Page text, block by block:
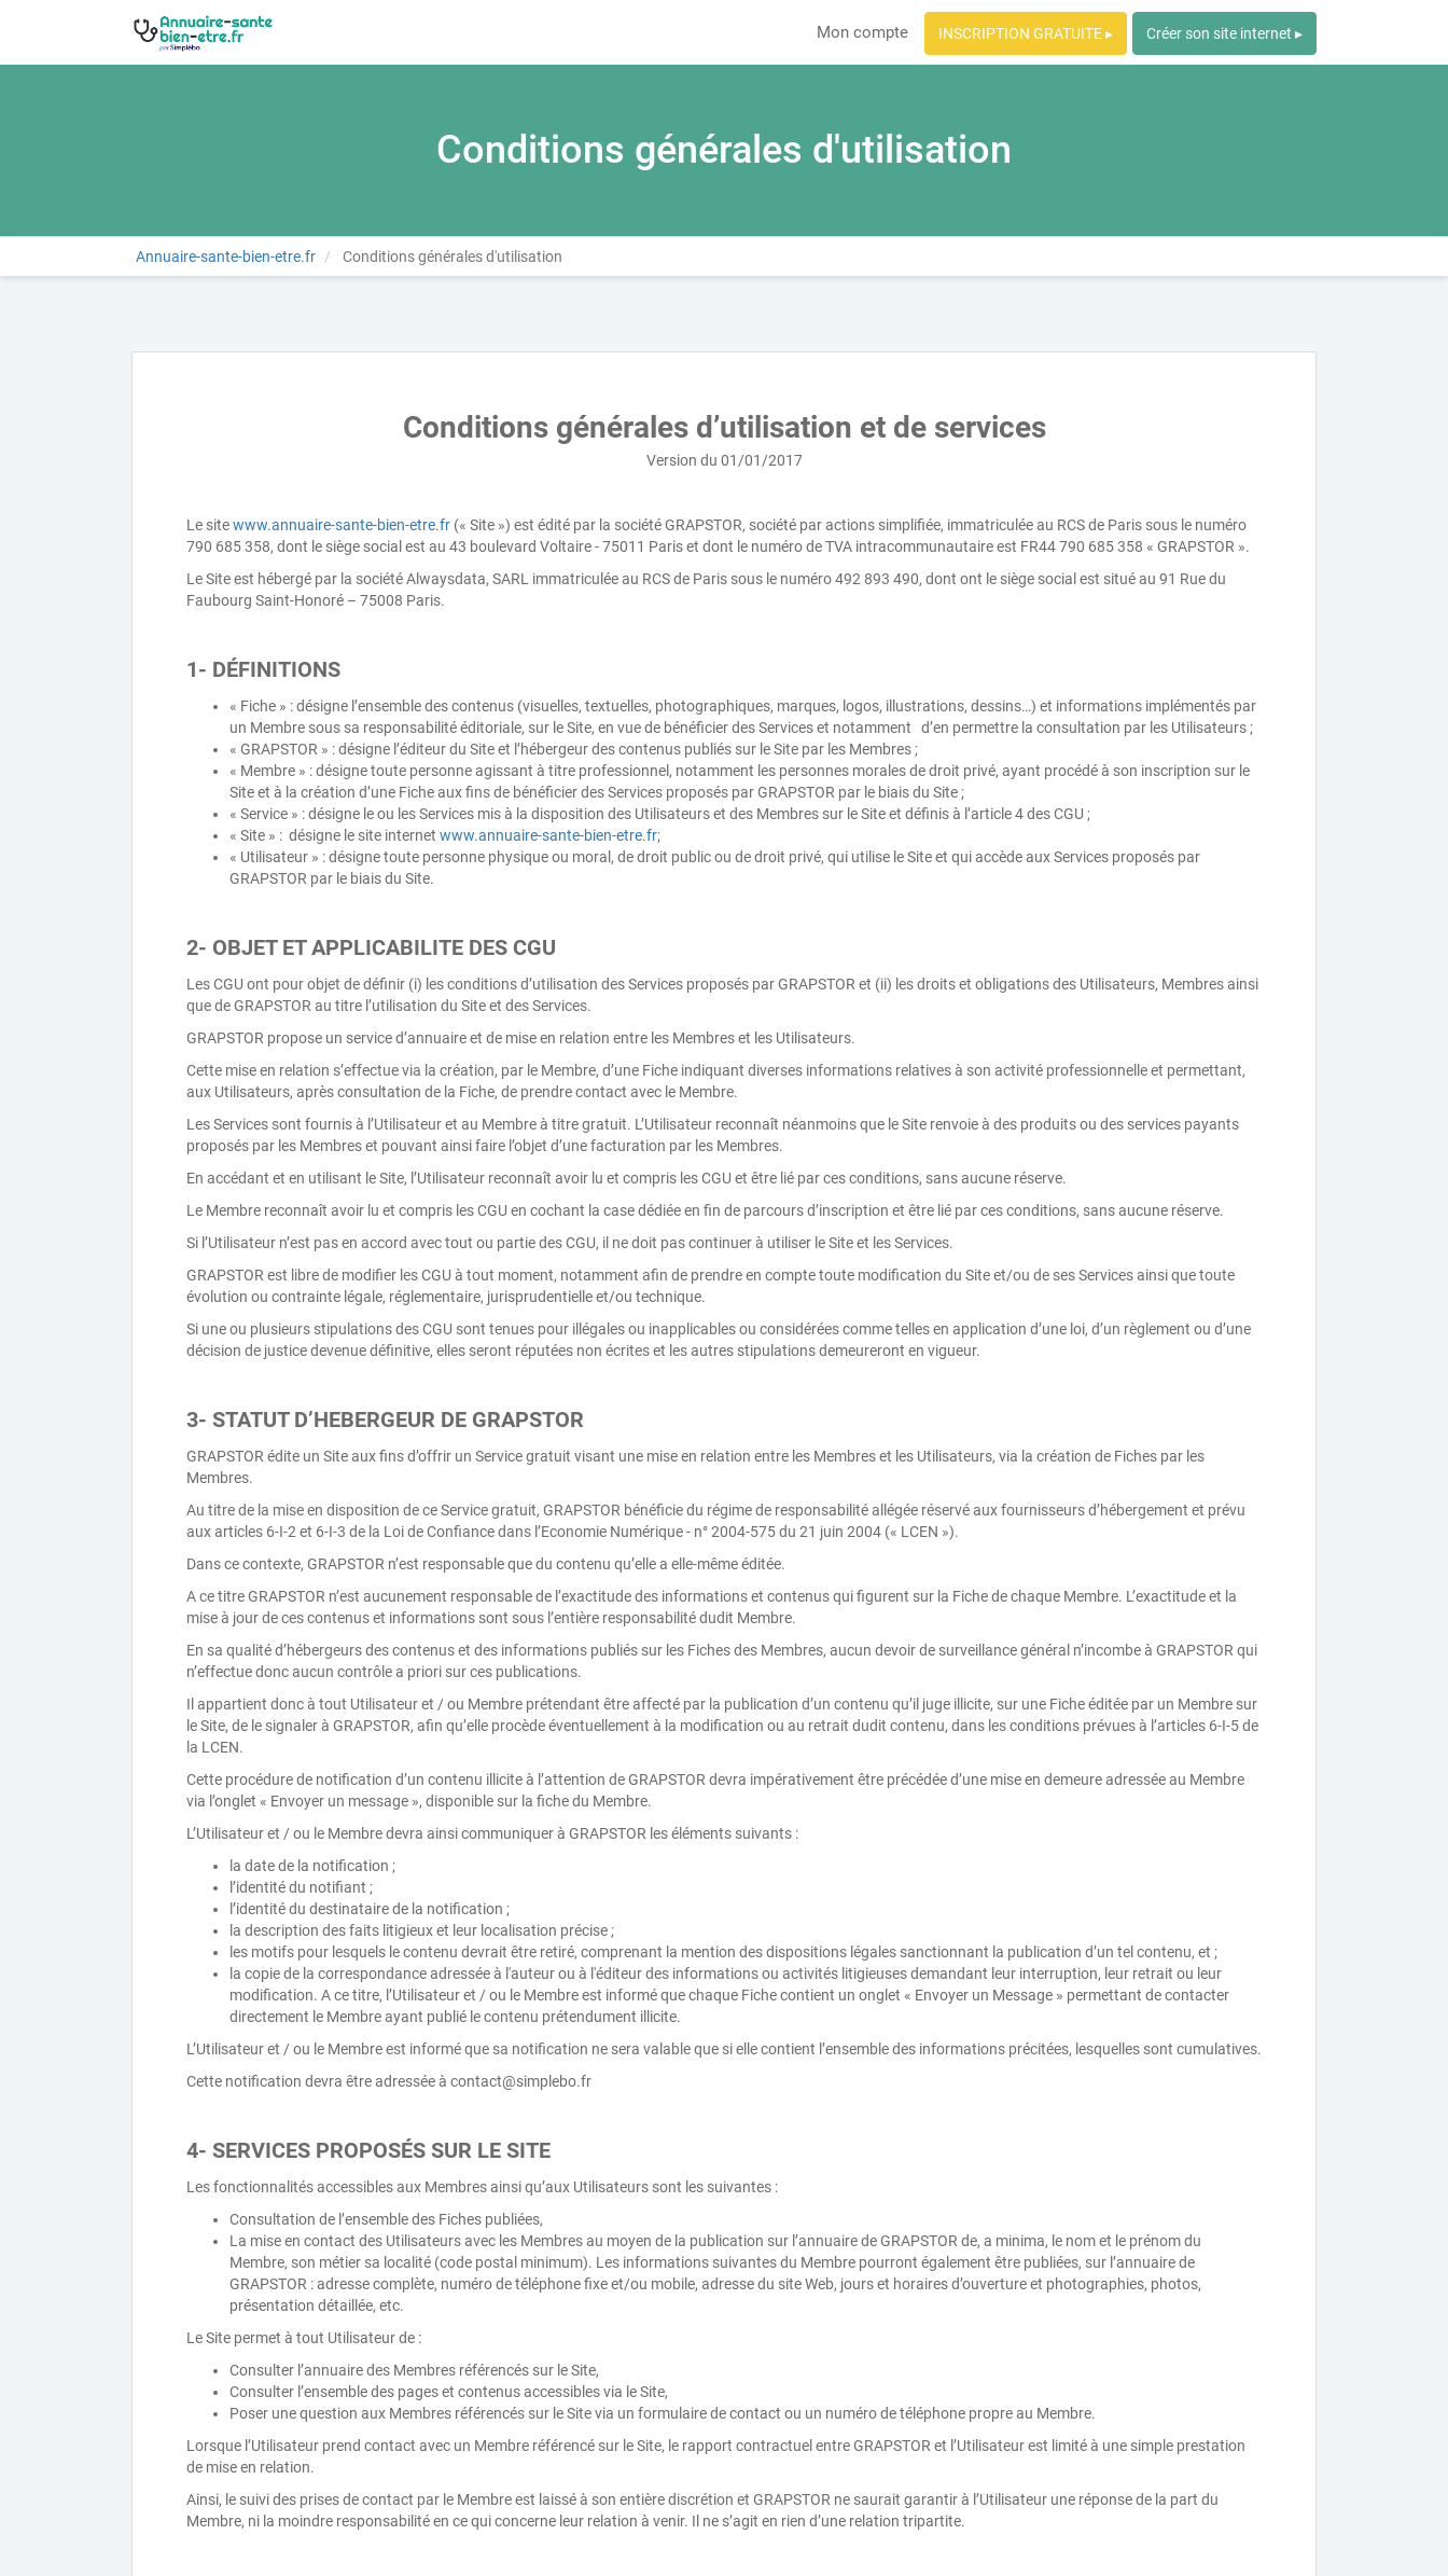
Mon compte INSCRIPTION GRATUITE ▸ Créer son site internet ▸
Conditions générales d'utilisation
Annuaire-sante-bien-etre.fr Conditions générales d'utilisation
Conditions générales d’utilisation et de services
Version du 01/01/2017
Le sitewww.annuaire-sante-bien-etre.fr (« Site ») est édité par la société GRAPSTOR, société par actions simplifiée, immatriculée au RCS de Paris sous le numéro
790 685 358, dont le siège social est au 43 boulevard Voltaire - 75011 Paris et dont le numéro de TVA intracommunautaire est FR44 790 685 358 « GRAPSTOR ».
Le Site est hébergé par la société Alwaysdata, SARL immatriculée au RCS de Paris sous le numéro 492 893 490, dont ont le siège social est situé au 91 Rue du
Faubourg Saint-Honoré – 75008 Paris.
1- DÉFINITIONS
« Fiche » : désigne l’ensemble des contenus (visuelles, textuelles, photographiques, marques, logos, illustrations, dessins…) et informations implémentés par
un Membre sous sa responsabilité éditoriale, sur le Site, en vue de bénéficier des Services et notamment d’en permettre la consultation par les Utilisateurs ;
« GRAPSTOR » : désigne l’éditeur du Site et l’hébergeur des contenus publiés sur le Site par les Membres ;
« Membre » : désigne toute personne agissant à titre professionnel, notamment les personnes morales de droit privé, ayant procédé à son inscription sur le
Site et à la création d’une Fiche aux fins de bénéficier des Services proposés par GRAPSTOR par le biais du Site ;
« Service » : désigne le ou les Services mis à la disposition des Utilisateurs et des Membres sur le Site et définis à l’article 4 des CGU ;
« Site » : désigne le site internet www.annuaire-sante-bien-etre.fr;
« Utilisateur » : désigne toute personne physique ou moral, de droit public ou de droit privé, qui utilise le Site et qui accède aux Services proposés par
GRAPSTOR par le biais du Site.
2- OBJET ET APPLICABILITE DES CGU
Les CGU ont pour objet de définir (i) les conditions d’utilisation des Services proposés par GRAPSTOR et (ii) les droits et obligations des Utilisateurs, Membres ainsi
que de GRAPSTOR au titre l’utilisation du Site et des Services.
GRAPSTOR propose un service d’annuaire et de mise en relation entre les Membres et les Utilisateurs.
Cette mise en relation s’effectue via la création, par le Membre, d’une Fiche indiquant diverses informations relatives à son activité professionnelle et permettant,
aux Utilisateurs, après consultation de la Fiche, de prendre contact avec le Membre.
Les Services sont fournis à l’Utilisateur et au Membre à titre gratuit. L’Utilisateur reconnaît néanmoins que le Site renvoie à des produits ou des services payants
proposés par les Membres et pouvant ainsi faire l’objet d’une facturation par les Membres.
En accédant et en utilisant le Site, l’Utilisateur reconnaît avoir lu et compris les CGU et être lié par ces conditions, sans aucune réserve.
Le Membre reconnaît avoir lu et compris les CGU en cochant la case dédiée en fin de parcours d’inscription et être lié par ces conditions, sans aucune réserve.
Si l’Utilisateur n’est pas en accord avec tout ou partie des CGU, il ne doit pas continuer à utiliser le Site et les Services.
GRAPSTOR est libre de modifier les CGU à tout moment, notamment afin de prendre en compte toute modification du Site et/ou de ses Services ainsi que toute
évolution ou contrainte légale, réglementaire, jurisprudentielle et/ou technique.
Si une ou plusieurs stipulations des CGU sont tenues pour illégales ou inapplicables ou considérées comme telles en application d’une loi, d’un règlement ou d’une
décision de justice devenue définitive, elles seront réputées non écrites et les autres stipulations demeureront en vigueur.
3- STATUT D’HEBERGEUR DE GRAPSTOR
GRAPSTOR édite un Site aux fins d’offrir un Service gratuit visant une mise en relation entre les Membres et les Utilisateurs, via la création de Fiches par les
Membres.
Au titre de la mise en disposition de ce Service gratuit, GRAPSTOR bénéficie du régime de responsabilité allégée réservé aux fournisseurs d’hébergement et prévu
aux articles 6-I-2 et 6-I-3 de la Loi de Confiance dans l’Economie Numérique - n° 2004-575 du 21 juin 2004 (« LCEN »).
Dans ce contexte, GRAPSTOR n’est responsable que du contenu qu’elle a elle-même éditée.
A ce titre GRAPSTOR n’est aucunement responsable de l’exactitude des informations et contenus qui figurent sur la Fiche de chaque Membre. L’exactitude et la
mise à jour de ces contenus et informations sont sous l’entière responsabilité dudit Membre.
En sa qualité d’hébergeurs des contenus et des informations publiés sur les Fiches des Membres, aucun devoir de surveillance général n’incombe à GRAPSTOR qui
n’effectue donc aucun contrôle a priori sur ces publications.
Il appartient donc à tout Utilisateur et / ou Membre prétendant être affecté par la publication d’un contenu qu’il juge illicite, sur une Fiche éditée par un Membre sur
le Site, de le signaler à GRAPSTOR, afin qu’elle procède éventuellement à la modification ou au retrait dudit contenu, dans les conditions prévues à l’articles 6-I-5 de
la LCEN.
Cette procédure de notification d’un contenu illicite à l’attention de GRAPSTOR devra impérativement être précédée d’une mise en demeure adressée au Membre
via l’onglet « Envoyer un message », disponible sur la fiche du Membre.
L’Utilisateur et / ou le Membre devra ainsi communiquer à GRAPSTOR les éléments suivants :
la date de la notification ;
l’identité du notifiant ;
l’identité du destinataire de la notification ;
la description des faits litigieux et leur localisation précise ;
les motifs pour lesquels le contenu devrait être retiré, comprenant la mention des dispositions légales sanctionnant la publication d’un tel contenu, et ;
la copie de la correspondance adressée à l'auteur ou à l'éditeur des informations ou activités litigieuses demandant leur interruption, leur retrait ou leur
modification. A ce titre, l’Utilisateur et / ou le Membre est informé que chaque Fiche contient un onglet « Envoyer un Message » permettant de contacter
directement le Membre ayant publié le contenu prétendument illicite.
L’Utilisateur et / ou le Membre est informé que sa notification ne sera valable que si elle contient l’ensemble des informations précitées, lesquelles sont cumulatives.
Cette notification devra être adressée à contact@simplebo.fr
4- SERVICES PROPOSÉS SUR LE SITE
Les fonctionnalités accessibles aux Membres ainsi qu’aux Utilisateurs sont les suivantes :
Consultation de l’ensemble des Fiches publiées,
La mise en contact des Utilisateurs avec les Membres au moyen de la publication sur l’annuaire de GRAPSTOR de, a minima, le nom et le prénom du
Membre, son métier sa localité (code postal minimum). Les informations suivantes du Membre pourront également être publiées, sur l’annuaire de
GRAPSTOR : adresse complète, numéro de téléphone fixe et/ou mobile, adresse du site Web, jours et horaires d’ouverture et photographies, photos,
présentation détaillée, etc.
Le Site permet à tout Utilisateur de :
Consulter l’annuaire des Membres référencés sur le Site,
Consulter l’ensemble des pages et contenus accessibles via le Site,
Poser une question aux Membres référencés sur le Site via un formulaire de contact ou un numéro de téléphone propre au Membre.
Lorsque l’Utilisateur prend contact avec un Membre référencé sur le Site, le rapport contractuel entre GRAPSTOR et l’Utilisateur est limité à une simple prestation
de mise en relation.
Ainsi, le suivi des prises de contact par le Membre est laissé à son entière discrétion et GRAPSTOR ne saurait garantir à l’Utilisateur une réponse de la part du
Membre, ni la moindre responsabilité en ce qui concerne leur relation à venir. Il ne s’agit en rien d’une relation tripartite.